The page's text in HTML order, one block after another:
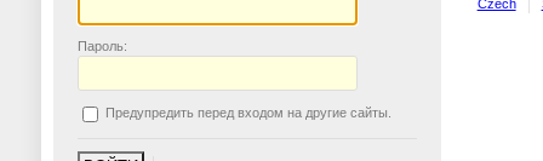
Пароль:
Предупредить перед входом на другие сайты.
Czech